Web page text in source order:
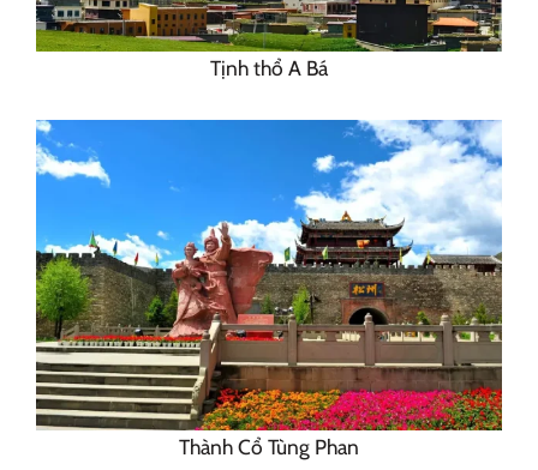
Tịnh thổ A Bá
Thành Cổ Tùng Phan